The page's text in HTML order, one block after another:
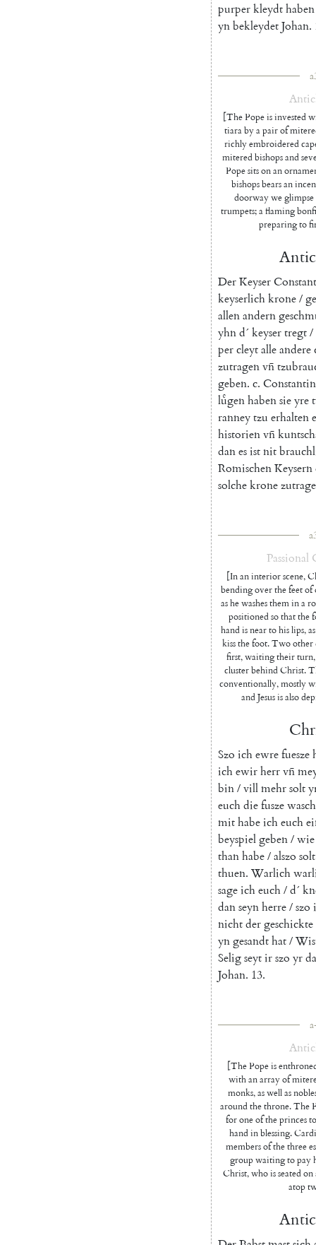
purperkleydthaben
ynbekleydetJohan.
[The Pope is invested
tiara by a pair of
richly embroidered
mitered bishops and
Pope sits on an
bishops bears an
doorway we
trumpets; a flaming
preparing to
DerKeyser
keyserlichkrone/
allenandern
yhnd´ keysertregt/
percleytalleandere
zutragenvn̄
geben. c.
luͤgenhabensieyre
ranneytzu erhalten
historienvn̄
danesistnit
RomischenKeysern
solchekrone
Passional
[In an interior scene,
bending over the feet of
as he washes them in a
positioned so that the
hand is near to his lips,
kiss the foot. Two other
first, waiting their turn,
cluster behind Christ.
conventionally, mostly
and Jesus is also
Szo ichewrefuesze
ichewirherrvn̄
bin/villmehrsolt
euchdiefusze
mithabeicheuch
beyspielgeben/wie
thanhabe/alszo solt
thuen. Warlich
sageicheuch/d´
danseynherre/szo
nichtdergeschickte
yngesandthat/
Seligseytirszo yr
Johan. 13.
[The Pope is
with an array of
monks, as well as
around the throne. The
for one of the princes
hand in blessing.
members of the three
group waiting to pay
Christ, who is seated
atop